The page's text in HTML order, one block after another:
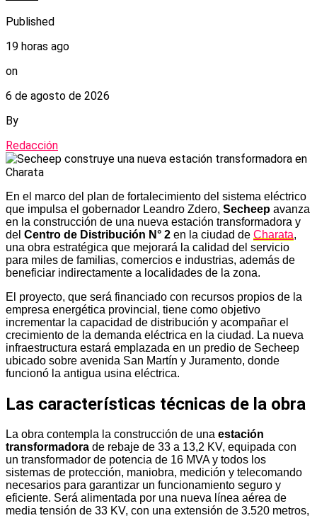
Published
19 horas ago
on
6 de agosto de 2026
By
Redacción
En el marco del plan de fortalecimiento del sistema eléctrico
que impulsa el gobernador Leandro Zdero, Secheep avanza
en la construcción de una nueva estación transformadora y
del Centro de Distribución N° 2 en la ciudad de Charata,
una obra estratégica que mejorará la calidad del servicio
para miles de familias, comercios e industrias, además de
beneficiar indirectamente a localidades de la zona.
El proyecto, que será financiado con recursos propios de la
empresa energética provincial, tiene como objetivo
incrementar la capacidad de distribución y acompañar el
crecimiento de la demanda eléctrica en la ciudad. La nueva
infraestructura estará emplazada en un predio de Secheep
ubicado sobre avenida San Martín y Juramento, donde
funcionó la antigua usina eléctrica.
Las características técnicas de la obra
La obra contempla la construcción de una estación
transformadora de rebaje de 33 a 13,2 KV, equipada con
un transformador de potencia de 16 MVA y todos los
sistemas de protección, maniobra, medición y telecomando
necesarios para garantizar un funcionamiento seguro y
eficiente. Será alimentada por una nueva línea aérea de
media tensión de 33 KV, con una extensión de 3.520 metros,